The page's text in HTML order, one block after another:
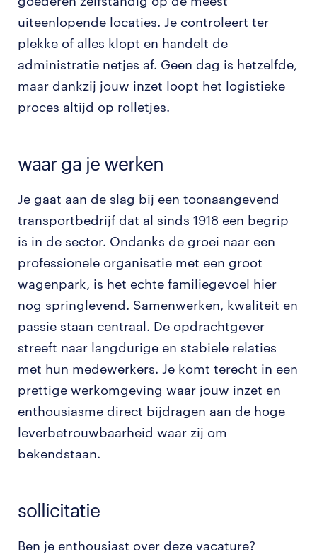
uiteenlopende locaties. Je controleert ter
plekke of alles klopt en handelt de
administratie netjes af. Geen dag is hetzelfde,
maar dankzij jouw inzet loopt het logistieke
proces altijd op rolletjes.
waar ga je werken
Je gaat aan de slag bij een toonaangevend
transportbedrijf dat al sinds 1918 een begrip
is in de sector. Ondanks de groei naar een
professionele organisatie met een groot
wagenpark, is het echte familiegevoel hier
nog springlevend. Samenwerken, kwaliteit en
passie staan centraal. De opdrachtgever
streeft naar langdurige en stabiele relaties
met hun medewerkers. Je komt terecht in een
prettige werkomgeving waar jouw inzet en
enthousiasme direct bijdragen aan de hoge
leverbetrouwbaarheid waar zij om
bekendstaan.
sollicitatie
Ben je enthousiast over deze vacature?